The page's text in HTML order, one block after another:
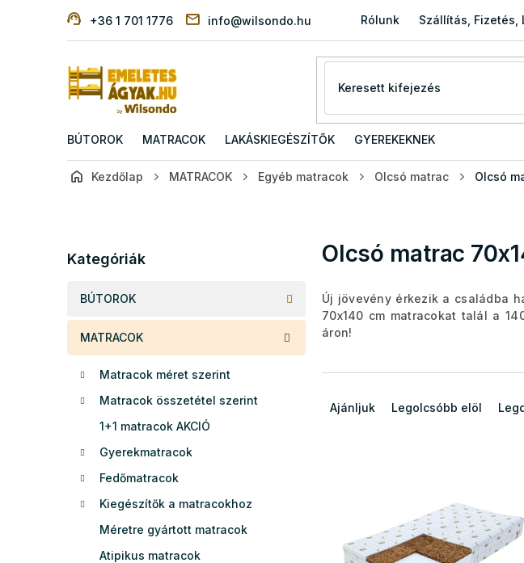
+36 1 701 1776 info@wilsondo.hu Rólunk Szállítás, Fizetés,
BÚTOROK MATRACOK LAKÁSKIEGÉSZÍTŐK GYEREKEKNEK
Kezdőlap MATRACOK Egyéb matracok Olcsó matrac Olcsó
a
p
n
átugrása
Kategóriák
BÚTOROK
MATRACOK
Matracok méret szerint
Matracok összetétel szerint
1+1 matracok AKCIÓ
Gyerekmatracok
Fedőmatracok
Kiegészítők a matracokhoz
Méretre gyártott matracok
Atipikus matracok
Olcsó matrac
Új jövevény érkezik a családba
70x140 cm matracokat talál a
áron!
eAjánljuk Legolcsóbb elöl